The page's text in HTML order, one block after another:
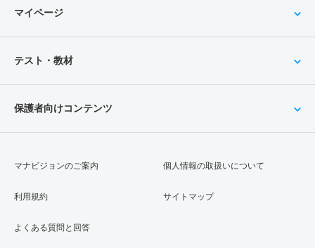
マイページ
テスト・教材
保護者向けコンテンツ
マナビジョンのご案内
利用規約
よくある質問と回答
個人情報の取扱いについて
サイトマップ